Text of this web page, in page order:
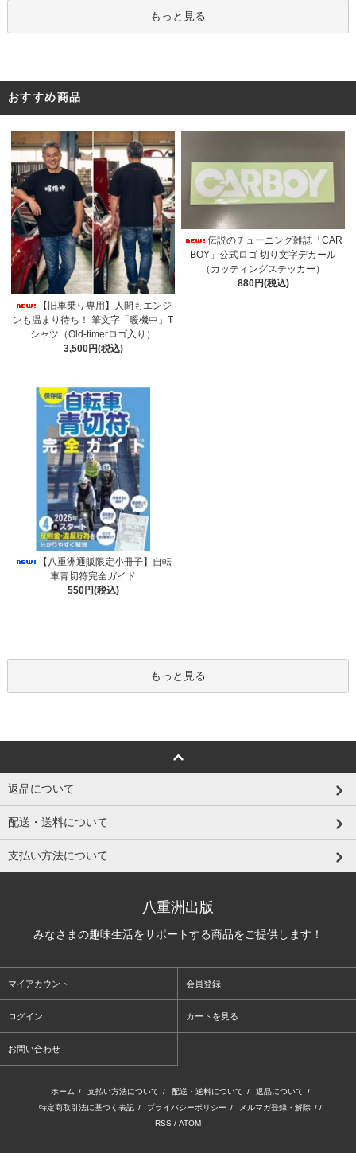
もっと見る
おすすめ商品
【旧車乗り専用】人間もエンジ
ンも温まり待ち！ 筆文字「暖機中」T
シャツ（Old-timerロゴ入り）
3,500円(税込)
伝説のチューニング雑誌「CAR
BOY」公式ロゴ 切り文字デカール
（カッティングステッカー）
880円(税込)
【八重洲通販限定小冊子】自転
車青切符完全ガイド
550円(税込)
もっと見る
返品について
配送・送料について
支払い方法について
八重洲出版
みなさまの趣味生活をサポートする商品をご提供します！
マイアカウント 会員登録
ログイン カートを見る
お問い合わせ
ホーム / 支払い方法について / 配送・送料について / 返品について /
特定商取引法に基づく表記 / プライバシーポリシー / メルマガ登録・解除 / /
RSS / ATOM